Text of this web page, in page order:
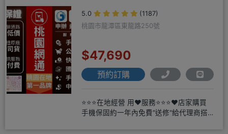
5.0
(1187)
桃園市龍潭區東龍路250號
$47,690
預約訂購
⭐⭐⭐在地經營 用❤️服務⭐⭐⭐❤️店家購買
手機保固約一年內免費"送修"給代理商搭